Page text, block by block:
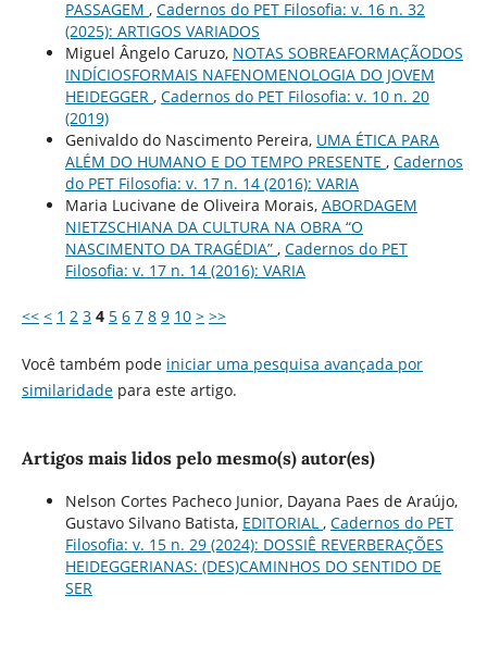
PASSAGEM , Cadernos do PET Filosofia: v. 16 n. 32
(2025): ARTIGOS VARIADOS
Miguel Ângelo Caruzo, NOTAS SOBREAFORMAÇÃODOS
INDÍCIOSFORMAIS NAFENOMENOLOGIA DO JOVEM
HEIDEGGER , Cadernos do PET Filosofia: v. 10 n. 20
(2019)
Genivaldo do Nascimento Pereira, UMA ÉTICA PARA
ALÉM DO HUMANO E DO TEMPO PRESENTE , Cadernos
do PET Filosofia: v. 17 n. 14 (2016): VARIA
Maria Lucivane de Oliveira Morais, ABORDAGEM
NIETZSCHIANA DA CULTURA NA OBRA “O
NASCIMENTO DA TRAGÉDIA” , Cadernos do PET
Filosofia: v. 17 n. 14 (2016): VARIA
<< < 1 2 3 4 5 6 7 8 9 10 > >>
Você também pode iniciar uma pesquisa avançada por
similaridadepara este artigo.
Artigos mais lidos pelo mesmo(s) autor(es)
Nelson Cortes Pacheco Junior, Dayana Paes de Araújo,
Gustavo Silvano Batista, EDITORIAL , Cadernos do PET
Filosofia: v. 15 n. 29 (2024): DOSSIÊ REVERBERAÇÕES
HEIDEGGERIANAS: (DES)CAMINHOS DO SENTIDO DE
SER